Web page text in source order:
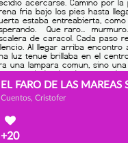
Cuentos, Cristofer
+20